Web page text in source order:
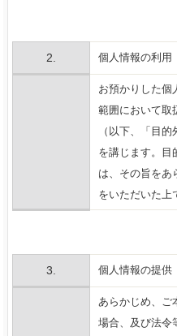
2. 個人情報の利用
お預かりした個
範囲において取
（以下、「目
を講じます。目
は、その旨をあ
をいただいた上
3. 個人情報の提供
あらかじめ、ご
場合、及び法令